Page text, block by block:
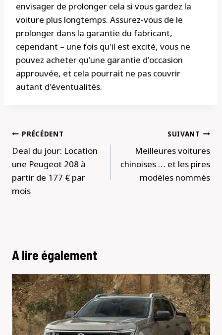
envisager de prolonger cela si vous gardez la
voiture plus longtemps. Assurez-vous de le
prolonger dans la garantie du fabricant,
cependant – une fois qu'il est excité, vous ne
pouvez acheter qu'une garantie d'occasion
approuvée, et cela pourrait ne pas couvrir
autant d'éventualités.
Navigation
de
l’article
PRÉCÉDENT
Deal du jour: Location
une Peugeot 208 à
partir de 177 € par
mois
SUIVANT
Meilleures voitures
chinoises … et les pires
modèles nommés
A lire également